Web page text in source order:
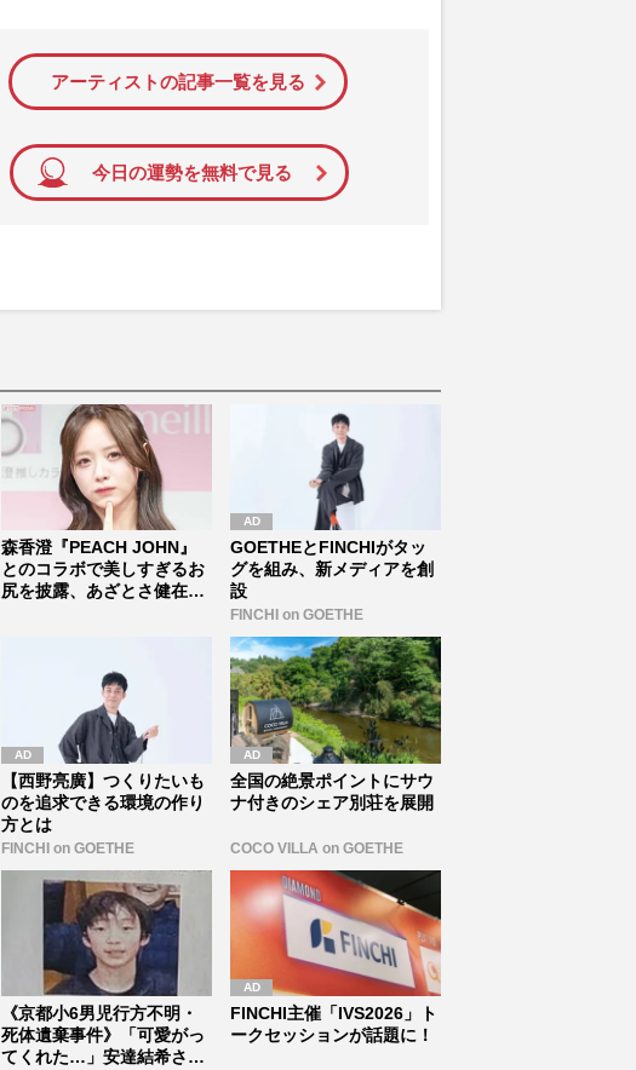
アーティストの記事一覧を見る
今日の運勢を無料で見る
森香澄『PEACH JOHN』
とのコラボで美しすぎるお
尻を披露、あざとさ健在ど
GOETHEとFINCHIがタッ
グを組み、新メディアを創
設
FINCHI on GOETHE
【西野亮廣】つくりたいも
のを追求できる環境の作り
方とは
FINCHI on GOETHE
全国の絶景ポイントにサウ
ナ付きのシェア別荘を展開
COCO VILLA on GOETHE
《京都小6男児行方不明・
死体遺棄事件》「可愛がっ
てくれた…」安達結希さん
FINCHI主催「IVS2026」ト
ークセッションが話題に！